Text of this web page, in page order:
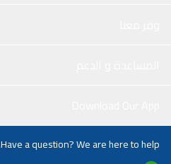
Have a question? We are here to help.